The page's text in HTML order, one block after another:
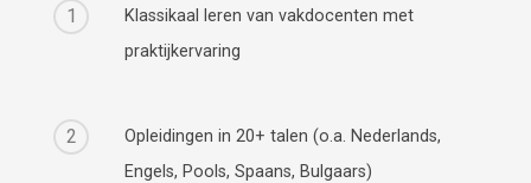
1
Klassikaal leren van vakdocenten met
praktijkervaring
2
Opleidingen in 20+ talen (o.a. Nederlands,
Engels, Pools, Spaans, Bulgaars)